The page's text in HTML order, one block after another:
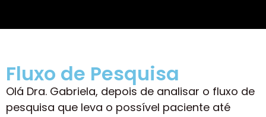
Fluxo de Pesquisa
Olá Dra. Gabriela, depois de analisar o fluxo de
pesquisa que leva o possível paciente até